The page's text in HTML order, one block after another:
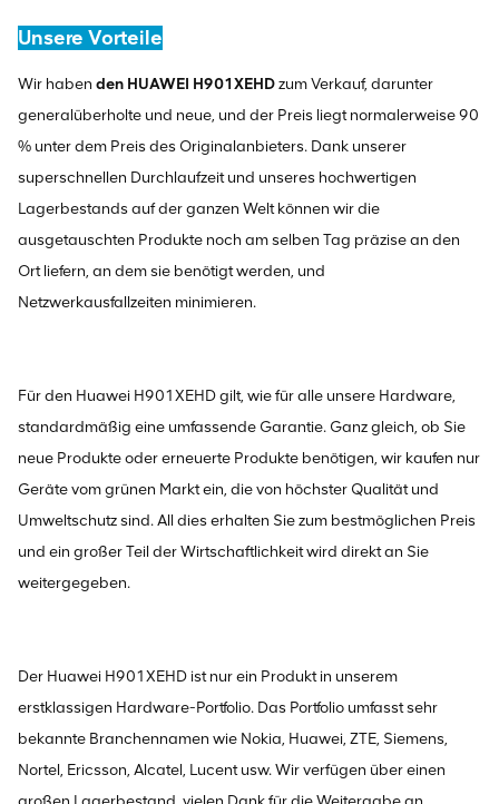
Unsere Vorteile
Wir haben den HUAWEI H901XEHDzum Verkauf, darunter
generalüberholte und neue, und der Preis liegt normalerweise 90
% unter dem Preis des Originalanbieters. Dank unserer
superschnellen Durchlaufzeit und unseres hochwertigen
Lagerbestands auf der ganzen Welt können wir die
ausgetauschten Produkte noch am selben Tag präzise an den
Ort liefern, an dem sie benötigt werden, und
Netzwerkausfallzeiten minimieren.
Für den Huawei H901XEHD gilt, wie für alle unsere Hardware,
standardmäßig eine umfassende Garantie. Ganz gleich, ob Sie
neue Produkte oder erneuerte Produkte benötigen, wir kaufen nur
Geräte vom grünen Markt ein, die von höchster Qualität und
Umweltschutz sind. All dies erhalten Sie zum bestmöglichen Preis
und ein großer Teil der Wirtschaftlichkeit wird direkt an Sie
weitergegeben.
Der Huawei H901XEHD ist nur ein Produkt in unserem
erstklassigen Hardware-Portfolio. Das Portfolio umfasst sehr
bekannte Branchennamen wie Nokia, Huawei, ZTE, Siemens,
Nortel, Ericsson, Alcatel, Lucent usw. Wir verfügen über einen